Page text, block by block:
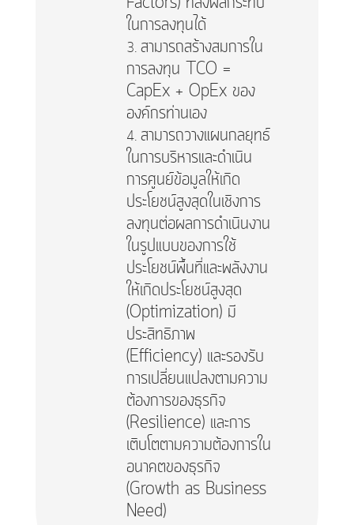
ในการลงทุนได้
สามารถสร้างสมการใน
การลงทุน TCO =
CapEx + OpEx ของ
องค์กรท่านเอง
สามารถวางแผนกลยุทธ์
ในการบริหารและดำเนิน
การศูนย์ข้อมูลให้เกิด
ประโยชน์สูงสุดในเชิงการ
ลงทุนต่อผลการดำเนินงาน
ในรูปแบบของการใช้
ประโยชน์พื้นที่และพลังงาน
ให้เกิดประโยชน์สูงสุด
(Optimization) มี
ประสิทธิภาพ
(Efficiency) และรองรับ
การเปลี่ยนแปลงตามความ
ต้องการของธุรกิจ
(Resilience) และการ
เติบโตตามความต้องการใน
อนาคตของธุรกิจ
(Growth as Business
Need)